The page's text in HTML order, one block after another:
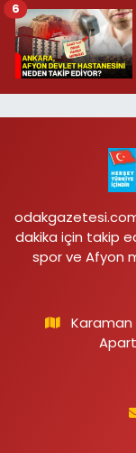
6
dakika için takip
spor ve Afyon
Karaman